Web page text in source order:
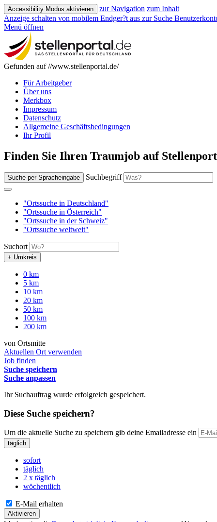
Accessibility Modus aktivieren zur Navigation zum Inhalt
Anzeige schalten von mobilem Endger?t aus zur Suche
Menü öffnen
Gefunden auf //www.stellenportal.de/
Für Arbeitgeber
Über uns
Merkbox
Impressum
Datenschutz
Allgemeine Geschäftsbedingungen
Ihr Profil
Finden Sie Ihren Traumjob auf
Suche per Spracheingabe Suchbegriff
"Ortssuche in Deutschland"
"Ortssuche in Österreich"
"Ortssuche in der Schweiz"
"Ortssuche weltweit"
Suchort
+ Umkreis
0 km
5 km
10 km
20 km
50 km
100 km
200 km
von Ortsmitte
Aktuellen Ort verwenden
Job finden
Suche speichern
Suche anpassen
Ihr Suchauftrag wurde erfolgreich gespeichert.
Diese Suche speichern?
Um die aktuelle Suche zu speichern gib deine Emailadresse ein
täglich
sofort
täglich
2 x täglich
wöchentlich
E-Mail erhalten
Aktivieren